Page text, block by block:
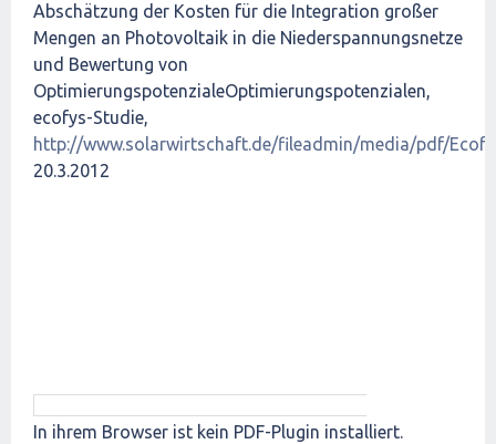
Abschätzung der Kosten für die Integration großer
Mengen an Photovoltaik in die Niederspannungsnetze
und Bewertung von
OptimierungspotenzialeOptimierungspotenzialen,
ecofys-Studie,
http://www.solarwirtschaft.de/fileadmin/media/pdf/
20.3.2012
In ihrem Browser ist kein PDF-Plugin installiert.